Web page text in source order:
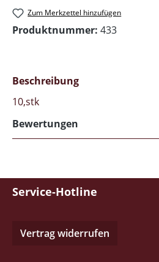
Zum Merkzettel hinzufügen
Produktnummer: 433
Beschreibung
10,stk
Bewertungen
Service-Hotline
Vertrag widerrufen